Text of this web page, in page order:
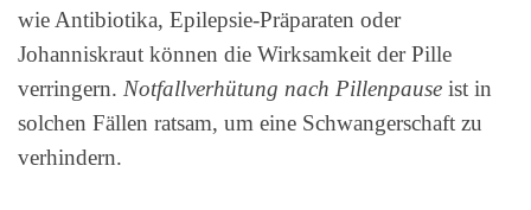
wie Antibiotika, Epilepsie-Präparaten oder
Johanniskraut können die Wirksamkeit der Pille
verringern. Notfallverhütung nach Pillenpause ist in
solchen Fällen ratsam, um eine Schwangerschaft zu
verhindern.